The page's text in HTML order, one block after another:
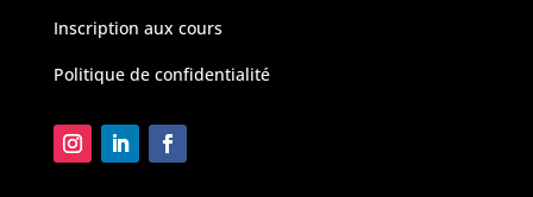
Inscription aux cours
Politique de confidentialité